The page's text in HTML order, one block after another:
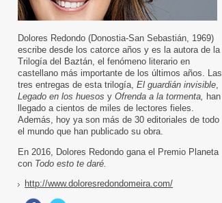
Dolores Redondo (Donostia-San Sebastián, 1969)
escribe desde los catorce años y es la autora de la
Trilogía del Baztán, el fenómeno literario en
castellano más importante de los últimos años. Las
tres entregas de esta trilogía, El guardián invisible
Legado en los huesos y Ofrenda a la tormenta, han
llegado a cientos de miles de lectores fieles.
Además, hoy ya son más de 30 editoriales de todo
el mundo que han publicado su obra.
En 2016, Dolores Redondo gana el Premio Planeta
con Todo esto te daré.
http://www.doloresredondomeira.com/